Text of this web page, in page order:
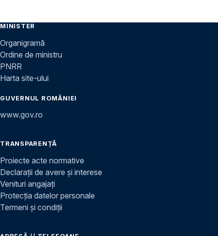
MINISTER
Organigramă
Ordine de ministru
PNRR
Harta site-ului
GUVERNUL ROMÂNIEI
www.gov.ro
TRANSPARENȚĂ
Proiecte acte normative
Declarații de avere și interese
Venituri angajați
Protecția datelor personale
Termeni și condiții